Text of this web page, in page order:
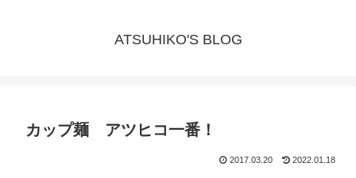
ATSUHIKO'S BLOG
カップ麺 アツヒコ一番！
2017.03.20 2022.01.18